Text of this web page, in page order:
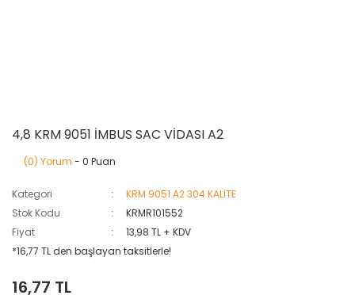
4,8 KRM 9051 İMBUS SAC VİDASI A2
(0) Yorum - 0 Puan
Kategori
KRM 9051 A2 304 KALİTE
Stok Kodu
KRMR101552
Fiyat
13,98 TL + KDV
*16,77 TL den başlayan taksitlerle!
16,77 TL